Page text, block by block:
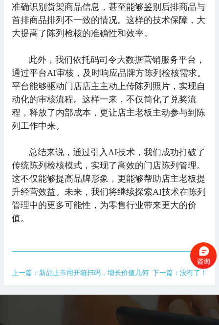
准确识别货架商品信息，甚至能够鉴别后排商品与
首排商品排列不一致的情况。这样的技术保障，大
大提高了陈列检核的准确性和效率。
此外，我们依托码司令大数据营销服务平台，
通过平台AI审核，及时响应品牌方陈列检核需求。
平台能够驱动门店店主主动上传陈列照片，实现自
动化的审核流程。这样一来，不仅简化了兑奖流
程，释放了内部成本，更让店主老板主动参与到陈
列工作中来。
总结来说，通过引入AI技术，我们成功打破了
传统陈列检核模式，实现了高效的门店陈列管理。
这不仅能够提高品牌形象，更能够帮助店主老板提
升经营效益。未来，我们将继续探索AI技术在陈列
管理中的更多可能性，为零售行业带来更大的价
值。
上一篇： 新品上市用开箱扫码，增长价值几何 下一篇：没有了！